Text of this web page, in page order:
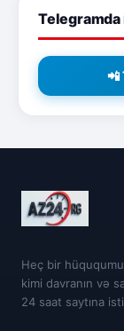
📲
Heç bir
kimi davranın və
24 saat saytına